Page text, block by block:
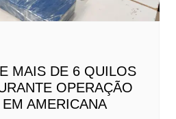
MAIS DE 6 QUILOS
OPERAÇÃO
EM AMERICANA